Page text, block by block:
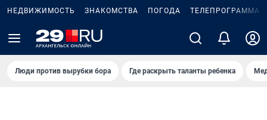
НЕДВИЖИМОСТЬ ЗНАКОМСТВА ПОГОДА ТЕЛЕПРОГРАММА
Люди против вырубки бора Где раскрыть таланты ребенка